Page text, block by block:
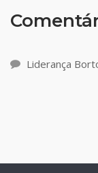
Liderança